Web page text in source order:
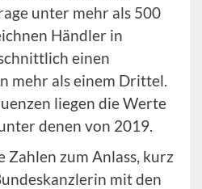
unter mehr als 500
Händler in
einen
mehr als einem Drittel.
liegen die Werte
denen von 2019.
Zahlen zum Anlass, kurz
mit den